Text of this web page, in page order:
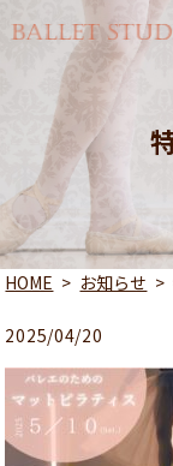
HOME お知らせ
2025/04/20